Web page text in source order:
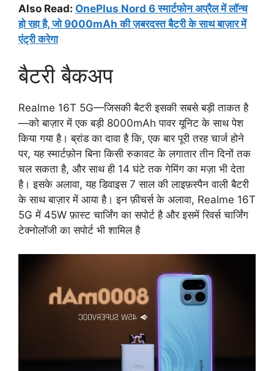
Also Read: OnePlus Nord 6 स्मार्टफोन अप्रैल में लॉन्च
हो रहा है, जो 9000mAh की ज़बरदस्त बैटरी के साथ बाज़ार में
एंट्री करेगा
बैटरी बैकअप
Realme 16T 5G—जिसकी बैटरी इसकी सबसे बड़ी ताकत है
—को बाज़ार में एक बड़ी 8000mAh पावर यूनिट के साथ पेश
किया गया है। ब्रांड का दावा है कि, एक बार पूरी तरह चार्ज होने
पर, यह स्मार्टफ़ोन बिना किसी रुकावट के लगातार तीन दिनों तक
चल सकता है, और साथ ही 14 घंटे तक गेमिंग का मज़ा भी देता
है। इसके अलावा, यह डिवाइस 7 साल की लाइफ़स्पैन वाली बैटरी
के साथ बाज़ार में आया है। इन फ़ीचर्स के अलावा, Realme 16T
5G में 45W फ़ास्ट चार्जिंग का सपोर्ट है और इसमें रिवर्स चार्जिंग
टेक्नोलॉजी का सपोर्ट भी शामिल है